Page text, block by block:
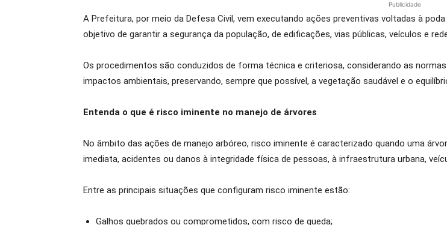
Publicidade
A Prefeitura, por meio da Defesa Civil, vem executando ações preventivas voltadas à
objetivo de garantir a segurança da população, de edificações, vias públicas, veículos e
Os procedimentos são conduzidos de forma técnica e criteriosa, considerando as
impactos ambientais, preservando, sempre que possível, a vegetação saudável e o
Entenda o que é risco iminente no manejo de árvores
No âmbito das ações de manejo arbóreo, risco iminente é caracterizado quando uma
imediata, acidentes ou danos à integridade física de pessoas, à infraestrutura urbana,
Entre as principais situações que configuram risco iminente estão:
Galhos quebrados ou comprometidos, com risco de queda;